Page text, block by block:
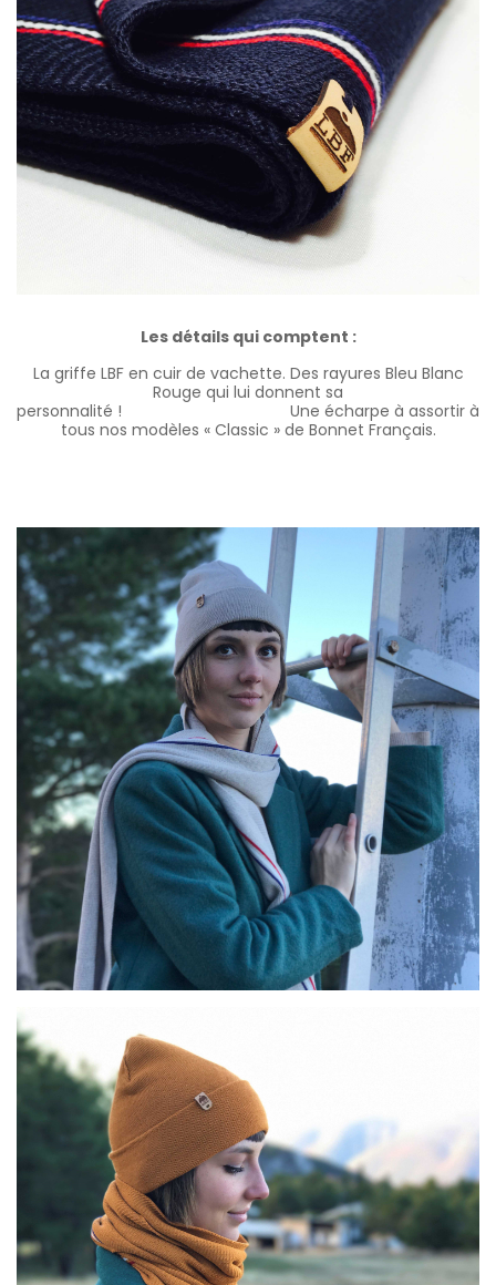
Les détails qui comptent :
La griffe LBF en cuir de vachette. Des rayures Bleu Blanc
Rouge qui lui donnent sa
personnalité !
Une écharpe à assortir à
tous nos modèles « Classic » de Bonnet Français.